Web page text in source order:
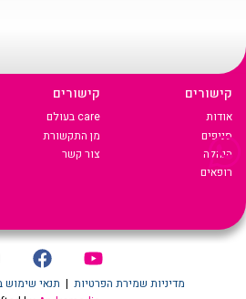
קישורים
אודות
סניפים
הנהלה
רופאים
קישורים
care בעולם
מן התקשורת
צור קשר
מדיניות שמירת הפרטיות | תנאי שימוש